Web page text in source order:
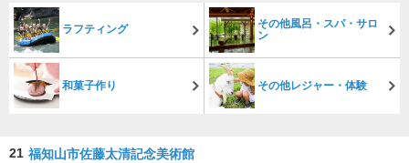
月24日?4月18日 庭園のみ開館
ラフティング
その他風呂・スパ・サロ
ン
和菓子作り その他レジャー・体験
21 福知山市佐藤太清記念美術館